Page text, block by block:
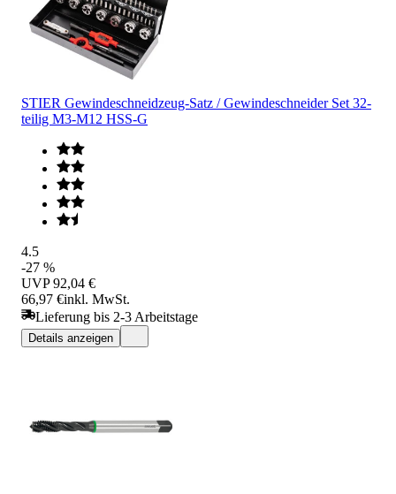
STIER Gewindeschneidzeug-Satz / Gewindeschneider Set 32-
teilig M3-M12 HSS-G
4.5
-27 %
UVP 92,04 €
66,97 €inkl. MwSt.
Lieferung bis 2-3 Arbeitstage
Details anzeigen